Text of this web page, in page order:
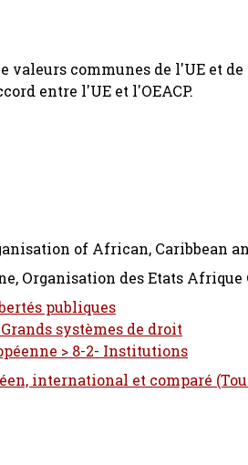
communes de l'UE et de
entre l'UE et l'OEACP.
of African, Caribbean
Organisation des Etats Afrique
publiques
systèmes de droit
> 8-2- Institutions
international et comparé